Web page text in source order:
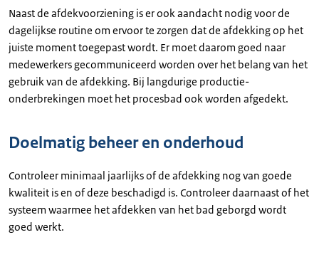
Naast de afdekvoorziening is er ook aandacht nodig voor de
dagelijkse routine om ervoor te zorgen dat de afdekking op het
juiste moment toegepast wordt. Er moet daarom goed naar
medewerkers gecommuniceerd worden over het belang van het
gebruik van de afdekking. Bij langdurige productie-
onderbrekingen moet het procesbad ook worden afgedekt.
Doelmatig beheer en onderhoud
Controleer minimaal jaarlijks of de afdekking nog van goede
kwaliteit is en of deze beschadigd is. Controleer daarnaast of het
systeem waarmee het afdekken van het bad geborgd wordt
goed werkt.